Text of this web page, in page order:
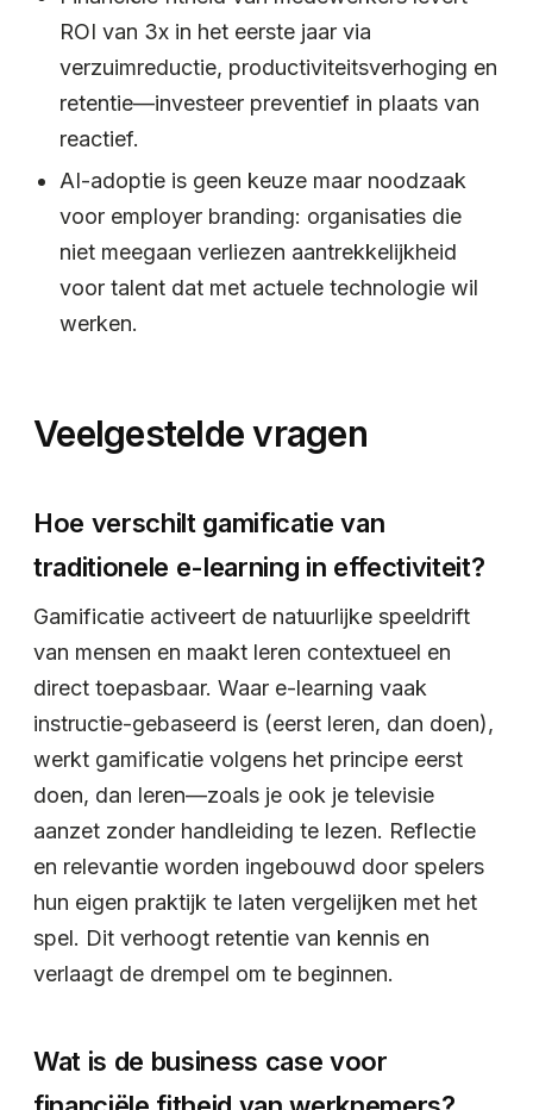
ROI van 3x in het eerste jaar via
verzuimreductie, productiviteitsverhoging en
retentie—investeer preventief in plaats van
reactief.
AI-adoptie is geen keuze maar noodzaak
voor employer branding: organisaties die
niet meegaan verliezen aantrekkelijkheid
voor talent dat met actuele technologie wil
werken.
Veelgestelde vragen
Hoe verschilt gamificatie van
traditionele e-learning in effectiviteit?
Gamificatie activeert de natuurlijke speeldrift
van mensen en maakt leren contextueel en
direct toepasbaar. Waar e-learning vaak
instructie-gebaseerd is (eerst leren, dan doen),
werkt gamificatie volgens het principe eerst
doen, dan leren—zoals je ook je televisie
aanzet zonder handleiding te lezen. Reflectie
en relevantie worden ingebouwd door spelers
hun eigen praktijk te laten vergelijken met het
spel. Dit verhoogt retentie van kennis en
verlaagt de drempel om te beginnen.
Wat is de business case voor